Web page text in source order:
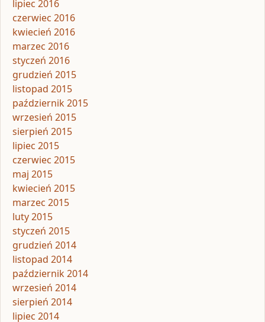
lipiec 2016
czerwiec 2016
kwiecień 2016
marzec 2016
styczeń 2016
grudzień 2015
listopad 2015
październik 2015
wrzesień 2015
sierpień 2015
lipiec 2015
czerwiec 2015
maj 2015
kwiecień 2015
marzec 2015
luty 2015
styczeń 2015
grudzień 2014
listopad 2014
październik 2014
wrzesień 2014
sierpień 2014
lipiec 2014